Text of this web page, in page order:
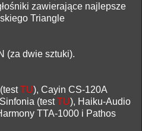
zawierające najlepsze
Triangle
(za dwie sztuki).
TU), Cayin CS-120A
(testTU), Haiku-Audio
TTA-1000 i Pathos